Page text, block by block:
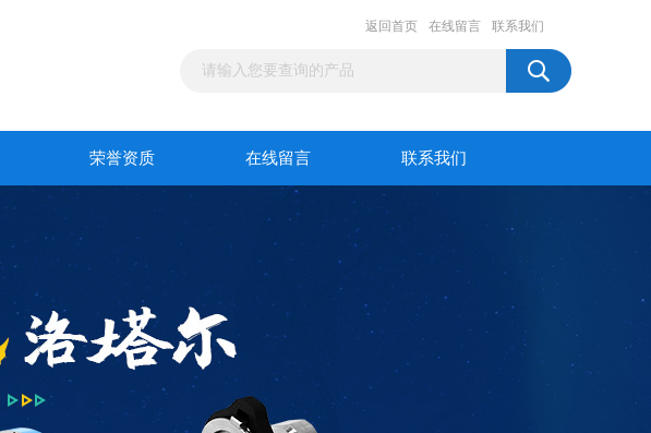
返回首页 在线留言 联系我们
荣誉资质 在线留言 联系我们